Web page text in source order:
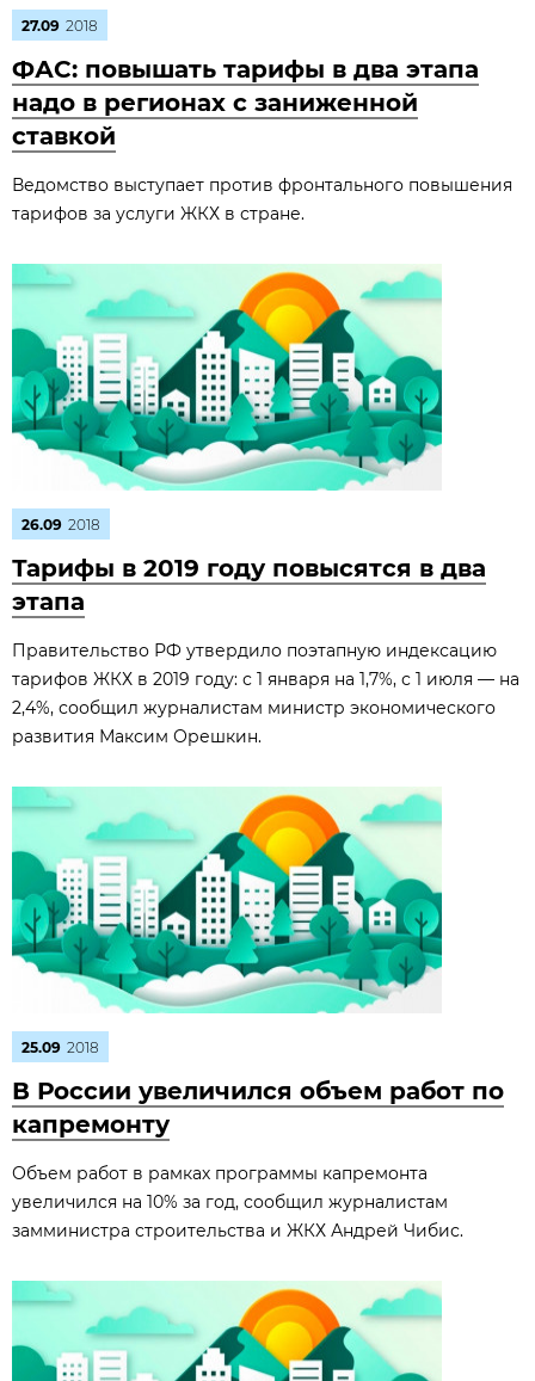
27.09 2018
ФАС: повышать тарифы в два этапа
надо в регионах с заниженной
ставкой
Ведомство выступает против фронтального повышения
тарифов за услуги ЖКХ в стране.
26.09 2018
Тарифы в 2019 году повысятся в два
этапа
Правительство РФ утвердило поэтапную индексацию
тарифов ЖКХ в 2019 году: с 1 января на 1,7%, с 1 июля — на
2,4%, сообщил журналистам министр экономического
развития Максим Орешкин.
25.09 2018
В России увеличился объем работ по
капремонту
Объем работ в рамках программы капремонта
увеличился на 10% за год, сообщил журналистам
замминистра строительства и ЖКХ Андрей Чибис.